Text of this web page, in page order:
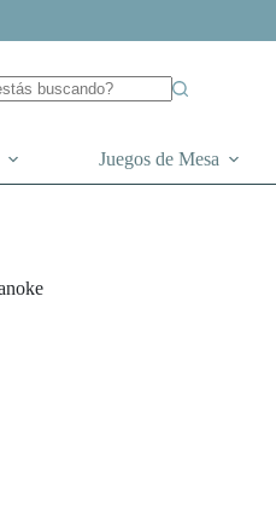
Juegos de Mesa